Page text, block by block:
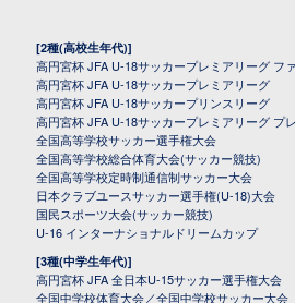
[2種(高校生年代)]
高円宮杯 JFA U-18サッカープレミアリーグ フ
高円宮杯 JFA U-18サッカープレミアリーグ
高円宮杯 JFA U-18サッカープリンスリーグ
高円宮杯 JFA U-18サッカープレミアリーグ プ
全国高等学校サッカー選手権大会
全国高等学校総合体育大会(サッカー競技)
全国高等学校定時制通信制サッカー大会
日本クラブユースサッカー選手権(U-18)大会
国民スポーツ大会(サッカー競技)
U-16 インターナショナルドリームカップ
[3種(中学生年代)]
高円宮杯 JFA 全日本U-15サッカー選手権大会
全国中学校体育大会／全国中学校サッカー大会